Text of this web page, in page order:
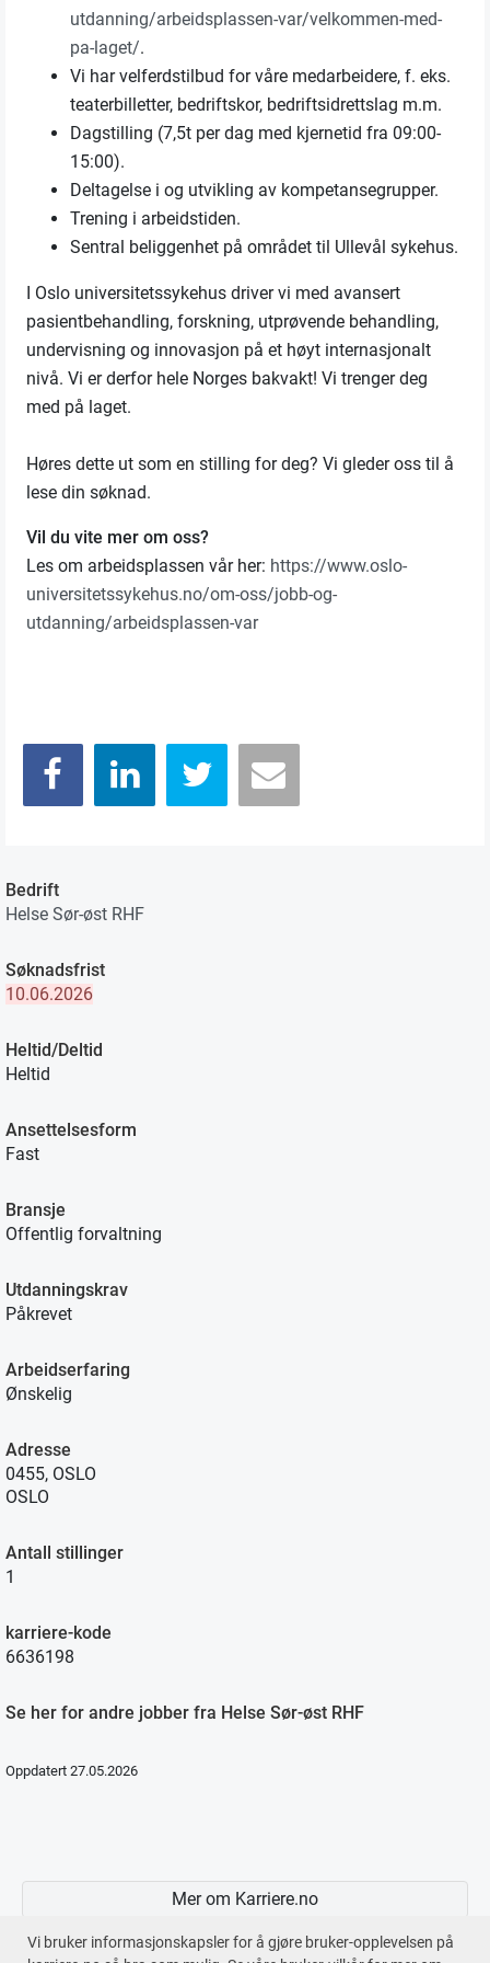
Vi bruker informasjonskapsler for å gjøre bruker-opplevelsen på
utdanning/arbeidsplassen-var/velkommen-med-
pa-laget/.
Vi har velferdstilbud for våre medarbeidere, f. eks.
teaterbilletter, bedriftskor, bedriftsidrettslag m.m.
Dagstilling (7,5t per dag med kjernetid fra 09:00-
15:00).
Deltagelse i og utvikling av kompetansegrupper.
Trening i arbeidstiden.
Sentral beliggenhet på området til Ullevål sykehus.
I Oslo universitetssykehus driver vi med avansert
pasientbehandling, forskning, utprøvende behandling,
undervisning og innovasjon på et høyt internasjonalt
nivå. Vi er derfor hele Norges bakvakt! Vi trenger deg
med på laget.
Høres dette ut som en stilling for deg? Vi gleder oss til å
lese din søknad.
Vil du vite mer om oss?
Les om arbeidsplassen vår her: https://www.oslo-
universitetssykehus.no/om-oss/jobb-og-
utdanning/arbeidsplassen-var
Bedrift
Helse Sør-øst RHF
Søknadsfrist
10.06.2026
Heltid/Deltid
Heltid
Ansettelsesform
Fast
Bransje
Offentlig forvaltning
Utdanningskrav
Påkrevet
Arbeidserfaring
Ønskelig
Adresse
0455, OSLO
OSLO
Antall stillinger
1
karriere-kode
6636198
Se her for andre jobber fra Helse Sør-øst RHF
Oppdatert 27.05.2026
Mer om Karriere.no